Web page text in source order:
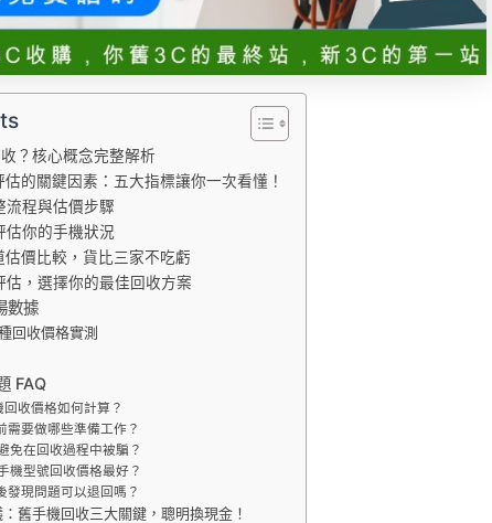
？核心概念完整解析
的關鍵因素：五大指標讓你一次看懂！
流程與估價步驟
估你的手機狀況
估價比較，貨比三家不吃虧
估，選擇你的最佳回收方案
數據
回收價格實測
FAQ
回收價格如何計算？
需要做哪些準備工作？
免在回收過程中被騙？
機型號回收價格最好？
發現問題可以退回嗎？
舊手機回收三大關鍵，聰明換現金！